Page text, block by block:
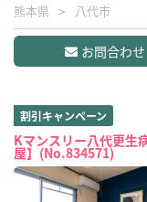
熊本県 八代市
お問合わせ
割引キャンペーン
Kマンスリー八代更生
屋】(No.834571)